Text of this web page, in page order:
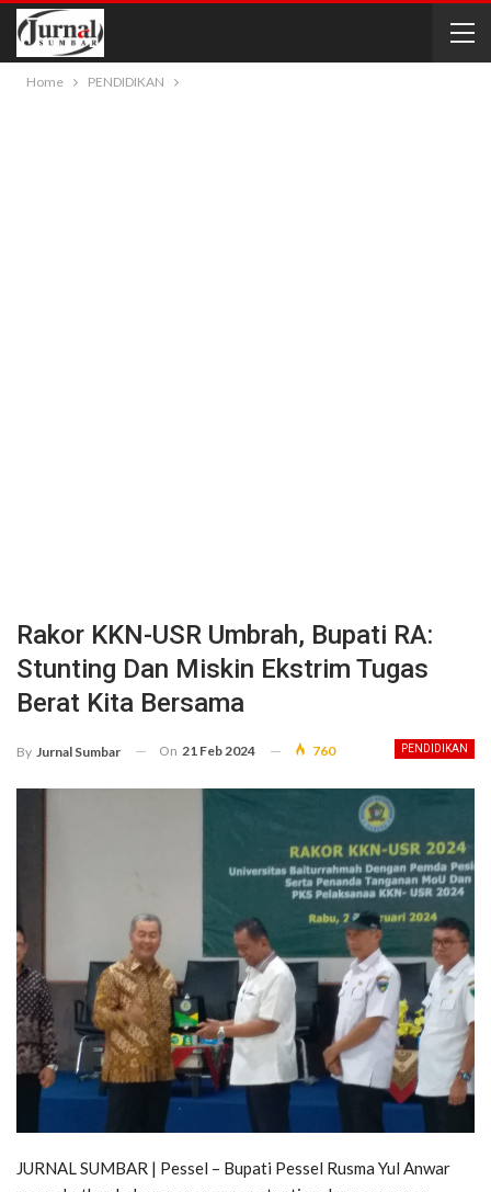
Home PENDIDIKAN
Rakor KKN-USR Umbrah, Bupati RA:
Stunting Dan Miskin Ekstrim Tugas
Berat Kita Bersama
PENDIDIKAN
By Jurnal Sumbar On 21 Feb 2024 760
JURNAL SUMBAR | Pessel – Bupati Pessel Rusma Yul Anwar